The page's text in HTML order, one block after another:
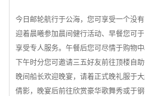
今日邮轮航行于公海，您可享受一个没
迎着晨曦参加晨间健行活动、早餐您可
享受专人服务。午餐后您可尽情于购物
下午时分您可邀请三五好友前往顶楼自
晚间船长欢迎晚宴，请着正式晚礼服于
倩影，晚宴后前往欣赏豪华歌舞秀或于钢